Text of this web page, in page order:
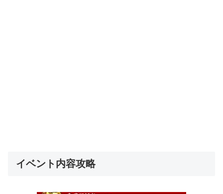
イベント内容攻略